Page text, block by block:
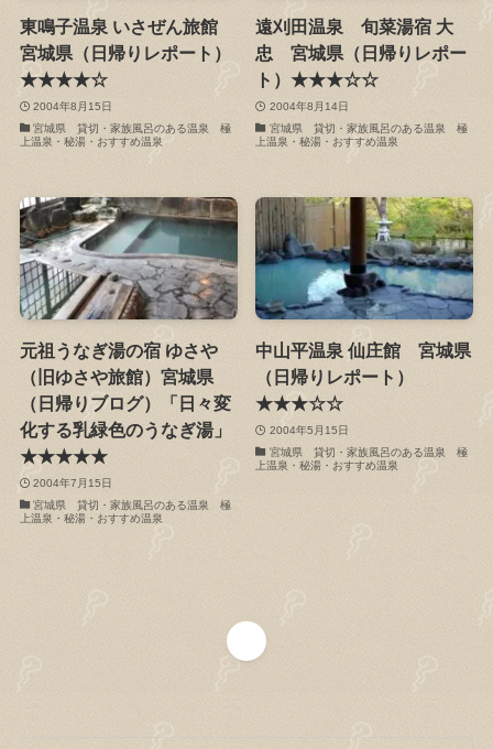
東鳴子温泉 いさぜん旅館
宮城県（日帰りレポート）
★★★★☆
2004年8月15日
宮城県 貸切・家族風呂のある温泉 極
上温泉・秘湯・おすすめ温泉
遠刈田温泉 旬菜湯宿 大
忠 宮城県（日帰りレポー
ト）★★★☆☆
2004年8月14日
宮城県 貸切・家族風呂のある温泉 極
上温泉・秘湯・おすすめ温泉
元祖うなぎ湯の宿 ゆさや
（旧ゆさや旅館）宮城県
（日帰りブログ）「日々変
化する乳緑色のうなぎ湯」
★★★★★
2004年7月15日
宮城県 貸切・家族風呂のある温泉 極
上温泉・秘湯・おすすめ温泉
中山平温泉 仙庄館 宮城県
（日帰りレポート）
★★★☆☆
2004年5月15日
宮城県 貸切・家族風呂のある温泉 極
上温泉・秘湯・おすすめ温泉